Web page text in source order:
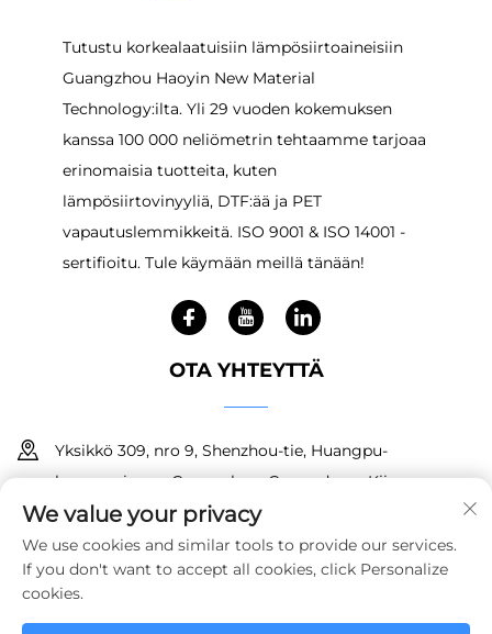
Tutustu korkealaatuisiin lämpösiirtoaineisiin
Guangzhou Haoyin New Material
Technology:ilta. Yli 29 vuoden kokemuksen
kanssa 100 000 neliömetrin tehtaamme tarjoaa
erinomaisia tuotteita, kuten
lämpösiirtovinyyliä, DTF:ää ja PET
vapautuslemmikkeitä. ISO 9001 & ISO 14001 -
sertifioitu. Tule käymään meillä tänään!
OTA YHTEYTTÄ
Yksikkö 309, nro 9, Shenzhou-tie, Huangpu-
kaupunginosa, Guangzhou, Guangdong, Kiina
+86 18150601728
[email protected]
We value your privacy
We use cookies and similar tools to provide our services.
If you don't want to accept all cookies, click Personalize
cookies.